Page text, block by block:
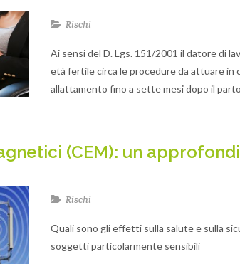
Rischi
Ai sensi del D. Lgs. 151/2001 il datore di
età fertile circa le procedure da attuare in
allattamento fino a sette mesi dopo il
(CEM): un
Rischi
Quali sono gli effetti sulla salute e sulla
soggetti particolarmente sensibili